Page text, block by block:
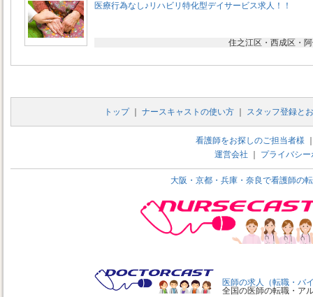
医療行為なし♪リハビリ特化型デイサービス求人！！
住之江区・西成区・
トップ｜ ナースキャストの使い方｜ スタッフ登録と
看護師をお探しのご担当者様
運営会社
プライバシ
大阪・京都・兵庫・奈良で看護師の
医師の求人（転職・バ
全国の医師の転職・ア